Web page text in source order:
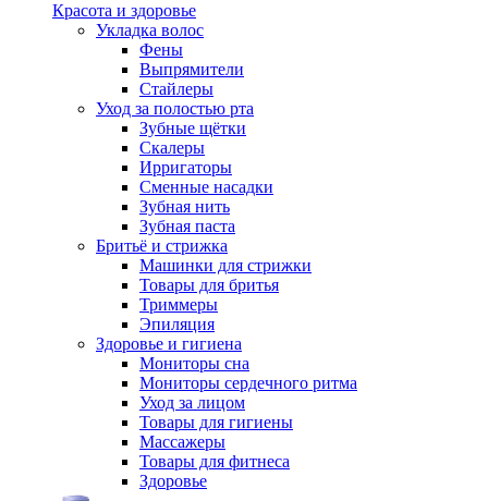
Красота и здоровье
Укладка волос
Фены
Выпрямители
Стайлеры
Уход за полостью рта
Зубные щётки
Скалеры
Ирригаторы
Сменные насадки
Зубная нить
Зубная паста
Бритьё и стрижка
Машинки для стрижки
Товары для бритья
Триммеры
Эпиляция
Здоровье и гигиена
Мониторы сна
Мониторы сердечного ритма
Уход за лицом
Товары для гигиены
Массажеры
Товары для фитнеса
Здоровье